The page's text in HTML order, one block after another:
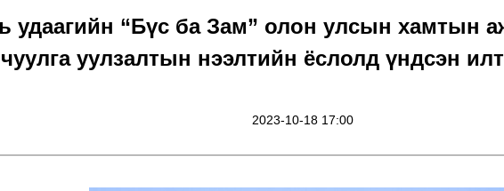
“Бүс ба Зам” олон улсын хамтын
чуулга уулзалтын нээлтийн ёслолд үндсэн
2023-10-18 17:00